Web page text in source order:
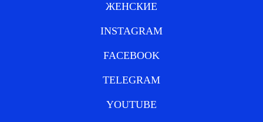
ЖЕНСКИЕ
INSTAGRAM
FACEBOOK
TELEGRAM
YOUTUBE